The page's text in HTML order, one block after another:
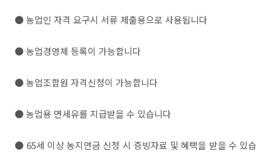
● 농업인 자격 요구시 서류 제출용으로 사용됩니다
● 농업경영체 등록이 가능합니다
● 농업조합원 자격신청이 가능합니다
● 농업용 면세유를 지급받을 수 있습니다
● 65세 이상 농지연금 신청 시 증빙자료 및 혜택을 받을 수 있습